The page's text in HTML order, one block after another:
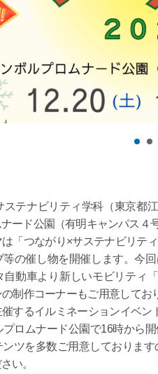
テナビリティ学科（東京都
ード公園（有明キャンパス４
「つながり×サステナビリテ
の催し物を開催します。今
動車より新しいモビリティ
制作コーナーもご用意してお
するイルミネーションイベン
ロムナード公園で16時から
ンツを多数ご用意しておりま
い。